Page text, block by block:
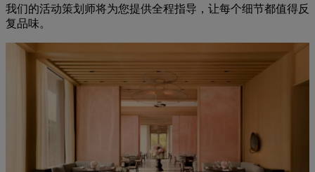
我们的活动策划师将为您提供全程指导，让每个细节都值得反
复品味。